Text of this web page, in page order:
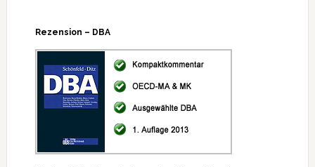
Rezension – DBA